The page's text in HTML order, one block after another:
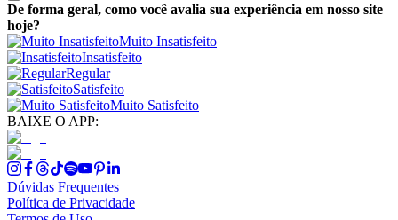
De forma geral, como você avalia sua experiência em nosso site
hoje?
Muito Insatisfeito
Insatisfeito
Regular
Satisfeito
Muito Satisfeito
BAIXE O APP:
Dúvidas Frequentes
Política de Privacidade